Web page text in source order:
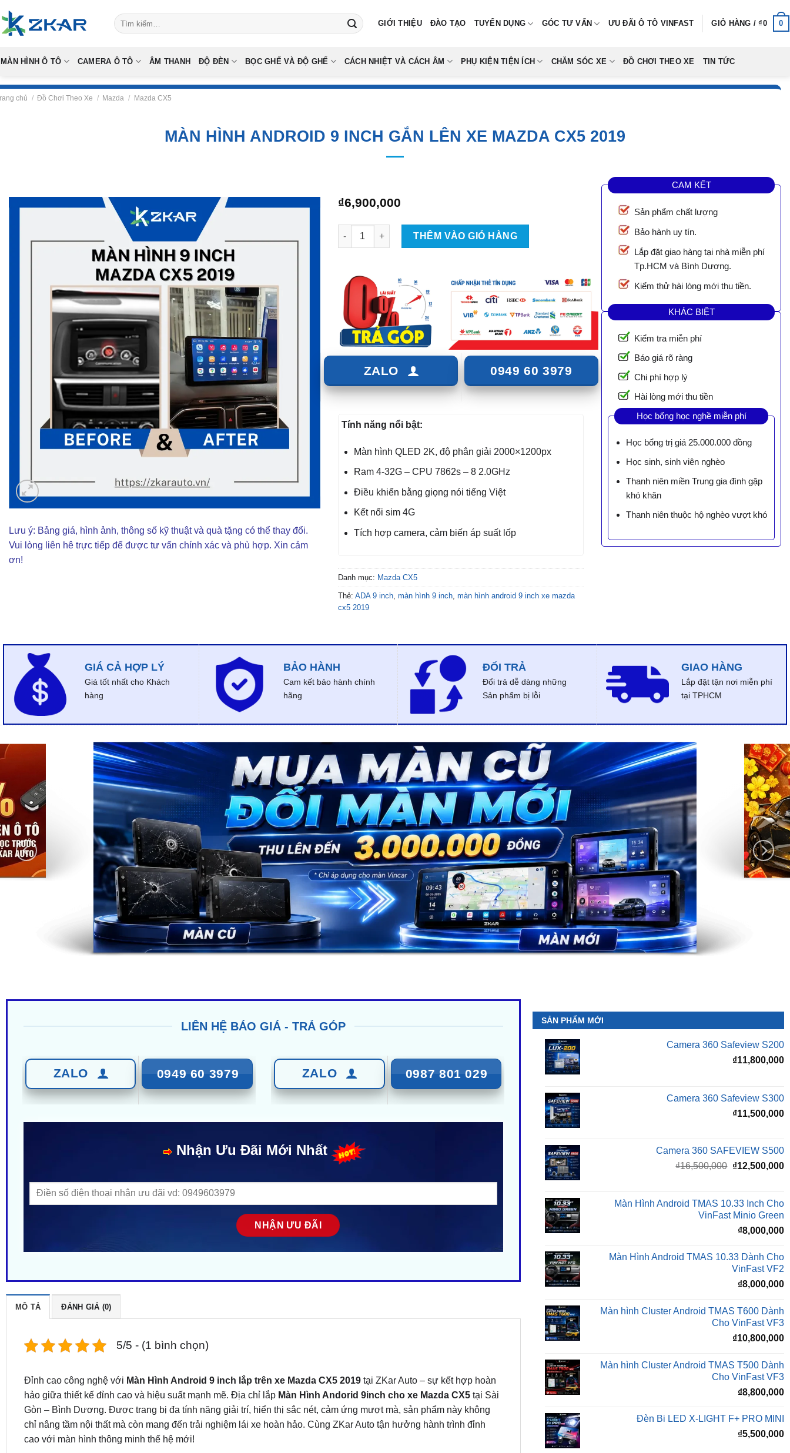
to
content
Tìm
kiếm:
GIỚI THIỆU ĐÀO TẠO TUYỂN DỤNG GÓC TƯ VẤN ƯU ĐÃI Ô TÔ VINFAST GIỎ HÀNG /₫0 0
MÀN HÌNH Ô TÔ CAMERA Ô TÔ ÂM THANH ĐỘ ĐÈN BỌC GHẾ VÀ ĐỘ GHẾ CÁCH NHIỆT VÀ CÁCH ÂM PHỤ KIỆN TIỆN ÍCH CHĂM SÓC XE ĐỒ CHƠI THEO XE TIN TỨC
chủ / Đồ Chơi Theo Xe / Mazda / Mazda CX5
MÀN HÌNH ANDROID 9 INCH GẮN LÊN XE MAZDA CX5 2019
Lưu ý: Bảng giá, hình ảnh, thông số kỹ thuật và quà tặng có thể thay đổi.
Vui lòng liên hê trực tiếp để được tư vấn chính xác và phù hợp. Xin cảm
ơn!
₫6,900,000
MÀN HÌNH ANDROID 9 INCH GẮN LÊN XE MAZDA CX5 2019 số lượng
THÊM VÀO GIỎ HÀNG
ZALO 0949 60 3979
Tính năng nổi bật:
Màn hình QLED 2K, độ phân giải 2000×1200px
Ram 4-32G – CPU 7862s – 8 2.0GHz
Điều khiển bằng giọng nói tiếng Việt
Kết nối sim 4G
Tích hợp camera, cảm biến áp suất lốp
Danh mục: Mazda CX5
Thẻ: ADA 9 inch màn hình 9 inch màn hình android 9 inch xe mazda
cx5 2019
CAM KẾT
Sản phẩm chất lượng
Bảo hành uy tín.
Lắp đặt giao hàng tại nhà miễn phí
Tp.HCM và Bình Dương.
Kiểm thử hài lòng mới thu tiền.
KHÁC BIỆT
Kiểm tra miễn phí
Báo giá rõ ràng
Chi phí hợp lý
Hài lòng mới thu tiền
Học bổng học nghề miễn phí
Học bổng trị giá 25.000.000 đồng
Học sinh, sinh viên nghèo
Thanh niên miền Trung gia đình gặp
khó khăn
Thanh niên thuộc hộ nghèo vượt khó
GIÁ CẢ HỢP LÝ
Giá tốt nhất cho Khách
hàng
BẢO HÀNH
Cam kết bảo hành chính
hãng
ĐỔI TRẢ
Đổi trả dễ dàng những
Sản phẩm bị lỗi
GIAO HÀNG
Lắp đặt tận nơi miễn phí
tại TPHCM
LIÊN HỆ BÁO GIÁ - TRẢ GÓP
ZALO 0949 60 3979 ZALO 0987 801 029
Nhận Ưu Đãi Mới Nhất
MÔ TẢ ĐÁNH GIÁ (0)
5/5 - (1 bình chọn)
Đỉnh cao công nghệ với Màn Hình Android 9 inch lắp trên xe Mazda CX5 2019 tại ZKar Auto – sự kết hợp hoàn
hảo giữa thiết kế đỉnh cao và hiệu suất mạnh mẽ. Địa chỉ lắp Màn Hình Andorid 9inch cho xe Mazda CX5tại Sài
Gòn – Bình Dương. Được trang bị đa tính năng giải trí, hiển thị sắc nét, cảm ứng mượt mà, sản phẩm này không
chỉ nâng tầm nội thất mà còn mang đến trải nghiệm lái xe hoàn hảo. Cùng ZKar Auto tận hưởng hành trình đỉnh
cao với màn hình thông minh thế hệ mới!
SẢN PHẨM MỚI
Camera 360 Safeview S200
₫11,800,000
Camera 360 Safeview S300
₫11,500,000
Camera 360 SAFEVIEW S500
₫16,500,000 Giá
₫16,500,000.
₫12,500,000
Màn Hình Android TMAS 10.33 Inch Cho
VinFast Minio Green
₫8,000,000
Màn Hình Android TMAS 10.33 Dành Cho
VinFast VF2
₫8,000,000
Màn hình Cluster Android TMAS T600 Dành
Cho VinFast VF3
₫10,800,000
Màn hình Cluster Android TMAS T500 Dành
Cho VinFast VF3
₫8,800,000
Đèn Bi LED X-LIGHT F+ PRO MINI
₫5,500,000